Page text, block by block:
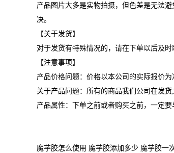
产品图片大多是实物拍摄，但色差是无法
决。
【关于发货】
对于发货有特殊情况的，请在下单以后及
【注意事项】
产品价格问题：价格以本公司的实际报价
关于产品问题：所有的商品我们公司在发
产品属性：下单之前或者购买之前，一定
魔芋胶怎么使用 魔芋胶添加多少 魔芋胶